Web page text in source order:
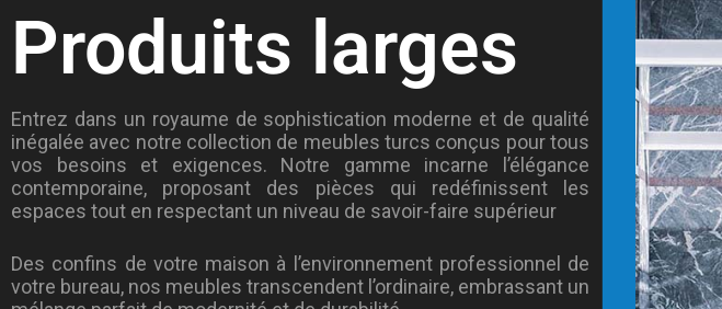
Produits larges
Entrez dans un royaume de sophistication moderne et de qualité
inégalée avec notre collection de meubles turcs conçus pour tous
vos besoins et exigences. Notre gamme incarne l’élégance
contemporaine, proposant des pièces qui redéfinissent les
espaces tout en respectant un niveau de savoir-faire supérieur
Des confins de votre maison à l’environnement professionnel de
votre bureau, nos meubles transcendent l’ordinaire, embrassant un